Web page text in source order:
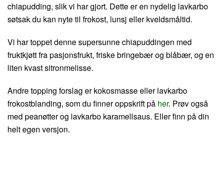
chiapudding, slik vi har gjort. Dette er en nydelig lavkarbo
søtsak du kan nyte til frokost, lunsj eller kveldsmåltid.
Vi har toppet denne supersunne chiapuddingen med
fruktkjøtt fra pasjonsfrukt, friske bringebær og blåbær, og en
liten kvast sitronmelisse.
Andre topping forslag er kokosmasse eller lavkarbo
frokostblanding, som du finner oppskrift på her. Prøv også
med peanøtter og lavkarbo karamellsaus. Eller finn på din
helt egen versjon.